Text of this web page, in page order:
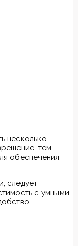
несколько
тем
обеспечения
следует
с умными